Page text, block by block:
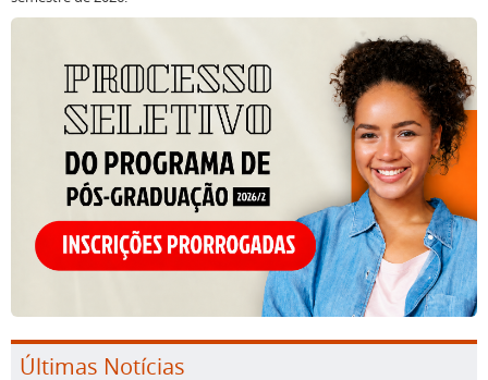
Últimas Notícias